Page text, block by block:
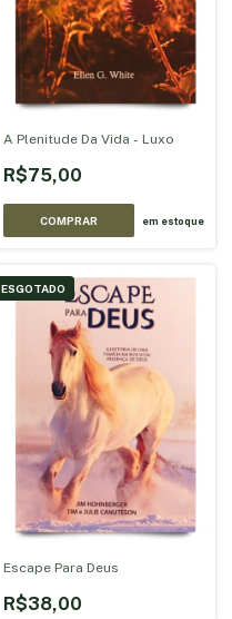
A Plenitude Da Vida - Luxo
R$75,00
em estoque
ESGOTADO
Escape Para Deus
R$38,00